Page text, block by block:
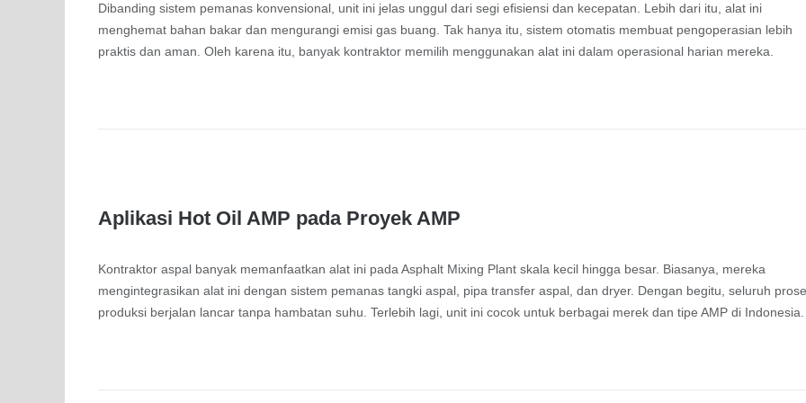
Dibanding sistem pemanas konvensional, unit ini jelas unggul dari segi efisiensi dan kecepatan. Lebih dari itu, alat ini
menghemat bahan bakar dan mengurangi emisi gas buang. Tak hanya itu, sistem otomatis membuat pengoperasian lebih
praktis dan aman. Oleh karena itu, banyak kontraktor memilih menggunakan alat ini dalam operasional harian mereka.
Aplikasi Hot Oil AMP pada Proyek AMP
Kontraktor aspal banyak memanfaatkan alat ini pada Asphalt Mixing Plant skala kecil hingga besar. Biasanya, mereka
mengintegrasikan alat ini dengan sistem pemanas tangki aspal, pipa transfer aspal, dan dryer. Dengan begitu, seluruh
produksi berjalan lancar tanpa hambatan suhu. Terlebih lagi, unit ini cocok untuk berbagai merek dan tipe AMP di Indonesia.